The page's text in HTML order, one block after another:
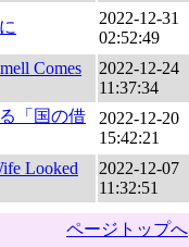
ページトップへ
2022-12-31
02:52:49
Comes
2022-12-24
11:37:34
「国の借
2022-12-20
15:42:21
Looked
2022-12-07
11:32:51
2022-12-02